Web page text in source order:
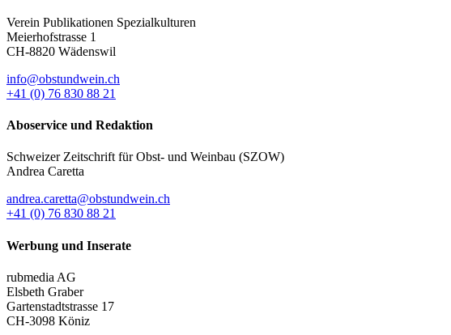
Verein Publikationen Spezialkulturen
Meierhofstrasse 1
CH-8820 Wädenswil
info@obstundwein.ch
+41 (0) 76 830 88 21
Aboservice und Redaktion
Schweizer Zeitschrift für Obst- und Weinbau (SZOW)
Andrea Caretta
andrea.caretta@obstundwein.ch
+41 (0) 76 830 88 21
Werbung und Inserate
rubmedia AG
Elsbeth Graber
Gartenstadtstrasse 17
CH-3098 Köniz